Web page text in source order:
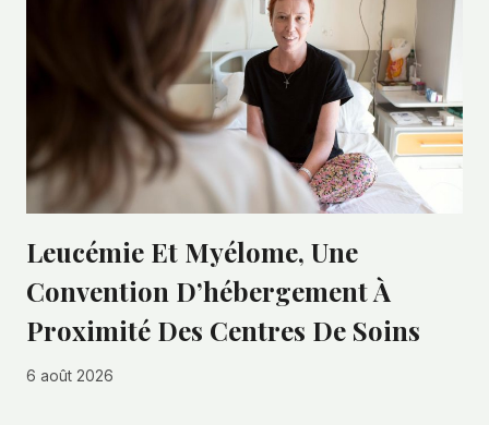
Leucémie Et Myélome, Une
Convention D’hébergement À
Proximité Des Centres De Soins
6 août 2026